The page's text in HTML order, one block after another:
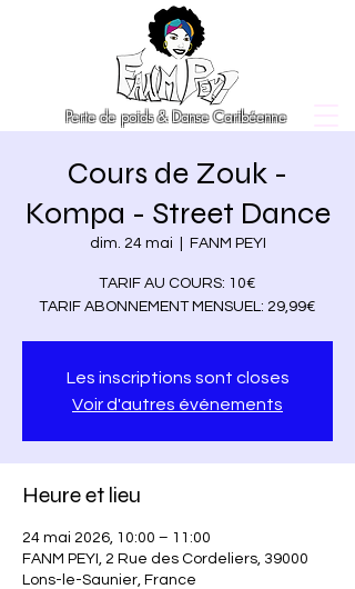
Perte de poids & Danse Caribéenne
Cours de Zouk -
Kompa - Street Dance
dim. 24 mai FANM PEYI
TARIF AU COURS: 10€
TARIF ABONNEMENT MENSUEL: 29,99€
Les inscriptions sont closes
Voir d'autres événements
Heure et lieu
24 mai 2026, 10:00 – 11:00
FANM PEYI, 2 Rue des Cordeliers, 39000
Lons-le-Saunier, France